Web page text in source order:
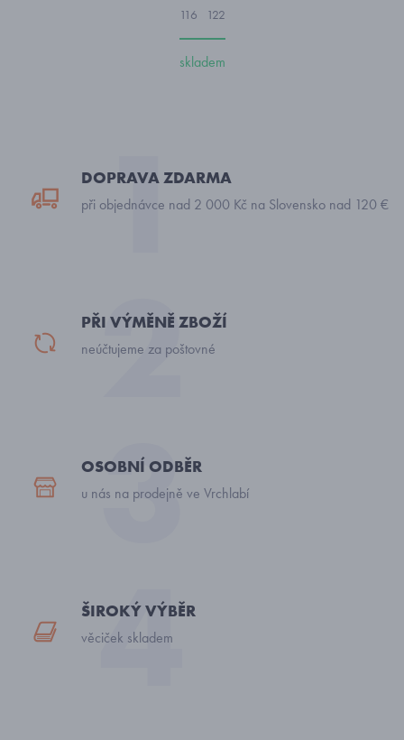
116 122
skladem
DOPRAVA ZDARMA
při objednávce nad 2 000 Kč na Slovensko nad 120 €
PŘI VÝMĚNĚ ZBOŽÍ
neúčtujeme za poštovné
OSOBNÍ ODBĚR
u nás na prodejně ve Vrchlabí
ŠIROKÝ VÝBĚR
věciček skladem